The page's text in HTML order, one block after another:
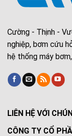
Cường - Thịnh -
nghiệp, bơm cứu
hệ thống máy
LIÊN HỆ VỚI
CÔNG TY CỔ